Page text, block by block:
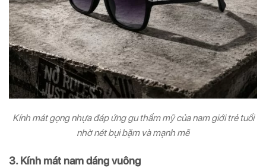
Kính mát gọng nhựa đáp ứng gu thẩm mỹ của nam giới trẻ tuổi
nhờ nét bụi bặm và mạnh mẽ
3. Kính mát nam dáng vuông